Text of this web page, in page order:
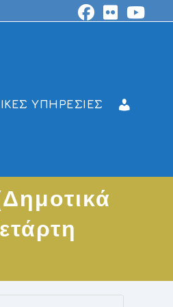
ΥΠΗΡΕΣΙΕΣ